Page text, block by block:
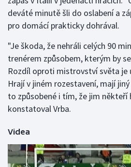
deváté minutě šli do oslabení a
pro domácí prakticky dohrával.
"Je škoda, že nehráli celých 90
trenérem způsobem, kterým by
Rozdíl oproti mistrovství světa je
Hrají v jiném rozestavení, mají
to způsobené i tím, že jim někteří
konstatoval Vrba.
Videa